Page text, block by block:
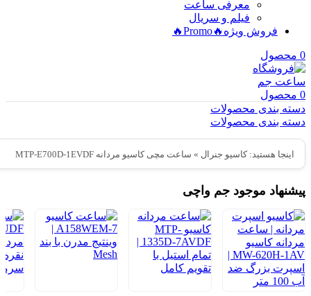
معرفی ساعت
فیلم و سریال
فروش ویژه 🔥Promo🔥
0 محصول
0 محصول
دسته بندی محصولات
دسته بندی محصولات
اینجا هستید: کاسیو جنرال » ساعت مچی کاسیو مردانه MTP-E700D-1EVDF
پیشنهاد موجود جم واچی